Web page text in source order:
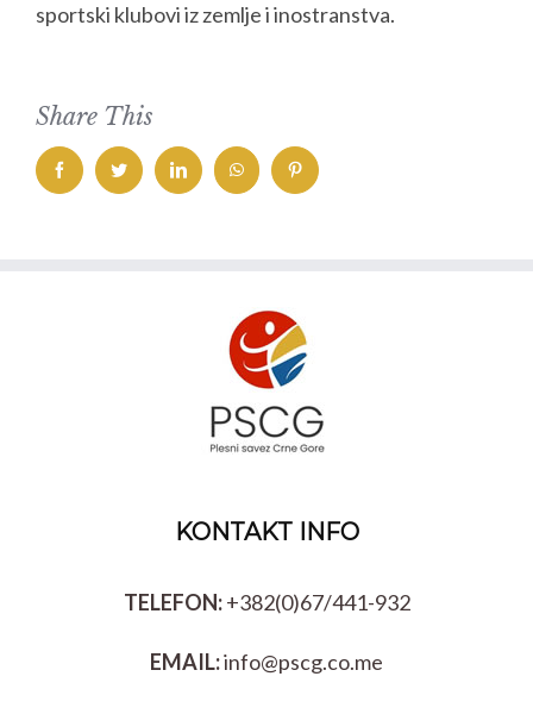
sportski klubovi iz zemlje i inostranstva.
Share This
facebooktwitter linkedinwhatsapp pinterest
KONTAKT INFO
TELEFON:+382(0)67/441-932
EMAIL:info@pscg.co.me